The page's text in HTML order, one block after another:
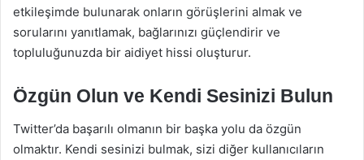
etkileşimde bulunarak onların görüşlerini almak ve
sorularını yanıtlamak, bağlarınızı güçlendirir ve
topluluğunuzda bir aidiyet hissi oluşturur.
Özgün Olun ve Kendi Sesinizi Bulun
Twitter’da başarılı olmanın bir başka yolu da özgün
olmaktır. Kendi sesinizi bulmak, sizi diğer kullanıcıların